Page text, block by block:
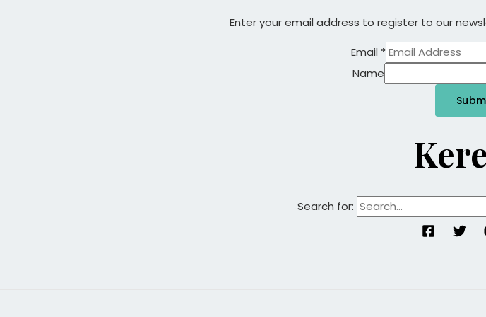
Enter your email address to register to our
Email *
Name
Search for: